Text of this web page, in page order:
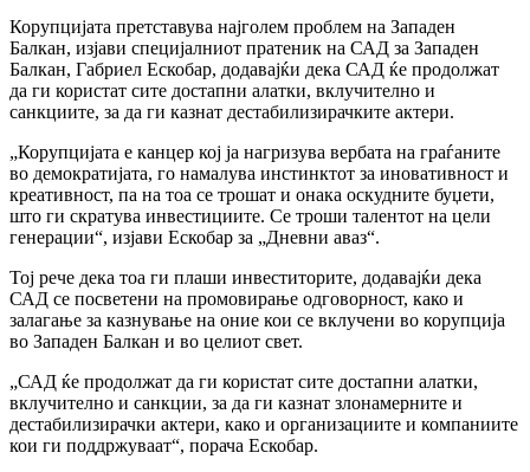
Корупцијата претставува најголем проблем на Западен
Балкан, изјави специјалниот пратеник на САД за Западен
Балкан, Габриел Ескобар, додавајќи дека САД ќе продолжат
да ги користат сите достапни алатки, вклучително и
санкциите, за да ги казнат дестабилизирачките актери.
„Корупцијата е канцер кој ја нагризува вербата на граѓаните
во демократијата, го намалува инстинктот за иновативност и
креативност, па на тоа се трошат и онака оскудните буџети,
што ги скратува инвестициите. Се троши талентот на цели
генерации“, изјави Ескобар за „Дневни аваз“.
Тој рече дека тоа ги плаши инвеститорите, додавајќи дека
САД се посветени на промовирање одговорност, како и
залагање за казнување на оние кои се вклучени во корупција
во Западен Балкан и во целиот свет.
„САД ќе продолжат да ги користат сите достапни алатки,
вклучително и санкции, за да ги казнат злонамерните и
дестабилизирачки актери, како и организациите и компаниите
кои ги поддржуваат“, порача Ескобар.